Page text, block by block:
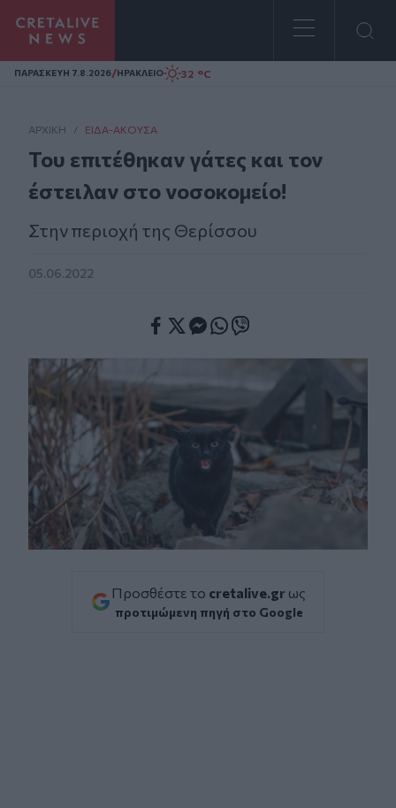
Homepage
ΠΑΡΑΣΚΕΥΗ 7.8.2026/ΗΡΑΚΛΕΙΟ 32 °C
ΑΡΧΙΚΗ / ΕΊΔΑ-ΆΚΟΥΣΑ
Του επιτέθηκαν γάτες και τον
έστειλαν στο νοσοκομείο!
Στην περιοχή της Θερίσσου
05.06.2022
Προσθέστε το cretalive.gr ως
προτιμώμενη πηγή στο Google